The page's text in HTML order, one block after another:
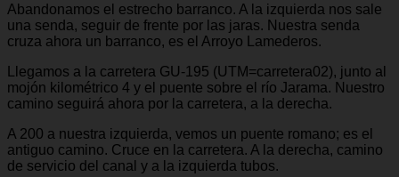
Abandonamos el estrecho barranco. A la izquierda nos sale
una senda, seguir de frente por las jaras. Nuestra senda
cruza ahora un barranco, es el Arroyo Lamederos.
Llegamos a la carretera GU-195 (UTM=carretera02), junto al
mojón kilométrico 4 y el puente sobre el río Jarama. Nuestro
camino seguirá ahora por la carretera, a la derecha.
A 200 a nuestra izquierda, vemos un puente romano; es el
antiguo camino. Cruce en la carretera. A la derecha, camino
de servicio del canal y a la izquierda tubos.